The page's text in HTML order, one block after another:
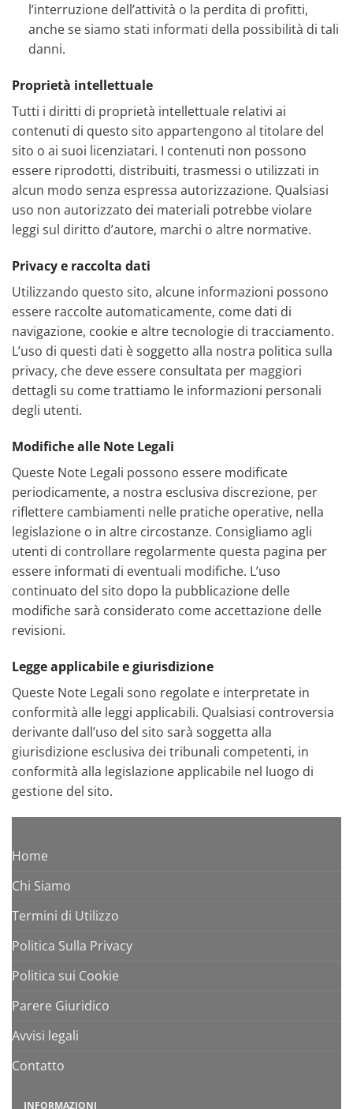
l’interruzione dell’attività o la perdita di profitti,
anche se siamo stati informati della possibilità di tali
danni.
Proprietà intellettuale
Tutti i diritti di proprietà intellettuale relativi ai
contenuti di questo sito appartengono al titolare del
sito o ai suoi licenziatari. I contenuti non possono
essere riprodotti, distribuiti, trasmessi o utilizzati in
alcun modo senza espressa autorizzazione. Qualsiasi
uso non autorizzato dei materiali potrebbe violare
leggi sul diritto d’autore, marchi o altre normative.
Privacy e raccolta dati
Utilizzando questo sito, alcune informazioni possono
essere raccolte automaticamente, come dati di
navigazione, cookie e altre tecnologie di tracciamento.
L’uso di questi dati è soggetto alla nostra politica sulla
privacy, che deve essere consultata per maggiori
dettagli su come trattiamo le informazioni personali
degli utenti.
Modifiche alle Note Legali
Queste Note Legali possono essere modificate
periodicamente, a nostra esclusiva discrezione, per
riflettere cambiamenti nelle pratiche operative, nella
legislazione o in altre circostanze. Consigliamo agli
utenti di controllare regolarmente questa pagina per
essere informati di eventuali modifiche. L’uso
continuato del sito dopo la pubblicazione delle
modifiche sarà considerato come accettazione delle
revisioni.
Legge applicabile e giurisdizione
Queste Note Legali sono regolate e interpretate in
conformità alle leggi applicabili. Qualsiasi controversia
derivante dall’uso del sito sarà soggetta alla
giurisdizione esclusiva dei tribunali competenti, in
conformità alla legislazione applicabile nel luogo di
gestione del sito.
Home
Chi Siamo
Termini di Utilizzo
Politica Sulla Privacy
Politica sui Cookie
Parere Giuridico
Avvisi legali
Contatto
INFORMAZIONI